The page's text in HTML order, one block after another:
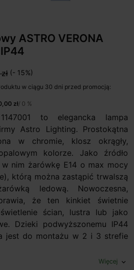
ASTRO VERONA
(- 15%)
w ciągu 30 dni przed promocją:
zł/ 0 %
to elegancka lampa
Astro Lighting. Prostokątna
w chromie, klosz okrągły,
kolorze. Jako źródło
w nim żarówkę E14 o max mocy
którą można zastąpić trwalszą
ledową. Nowoczesna,
że ten kinkiet świetnie
ścian, lustra lub jako
Dzieki podwyższonemu IP44
jest do montażu w 2 i 3 strefie
Więcej expand_more